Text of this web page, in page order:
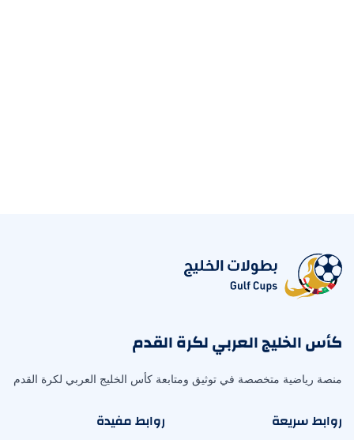
كأس الخليج العربي لكرة القدم
منصة رياضية متخصصة في توثيق ومتابعة كأس الخليج العربي لكرة القدم
روابط سريعة روابط مفيدة